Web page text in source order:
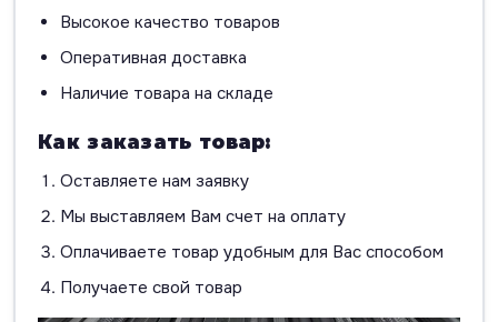
Высокое качество товаров
Оперативная доставка
Наличие товара на складе
Как заказать товар:
Оставляете нам заявку
Мы выставляем Вам счет на оплату
Оплачиваете товар удобным для Вас способом
Получаете свой товар